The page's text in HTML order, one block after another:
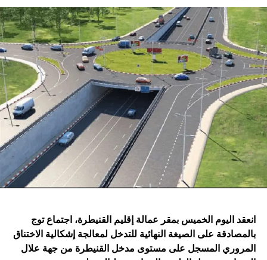
انعقد اليوم الخميس بمقر عمالة إقليم القنيطرة، اجتماع توج
بالمصادقة على الصيغة النهائية للتدخل لمعالجة إشكالية الاختناق
المروري المسجل على مستوى مدخل القنيطرة من جهة علال